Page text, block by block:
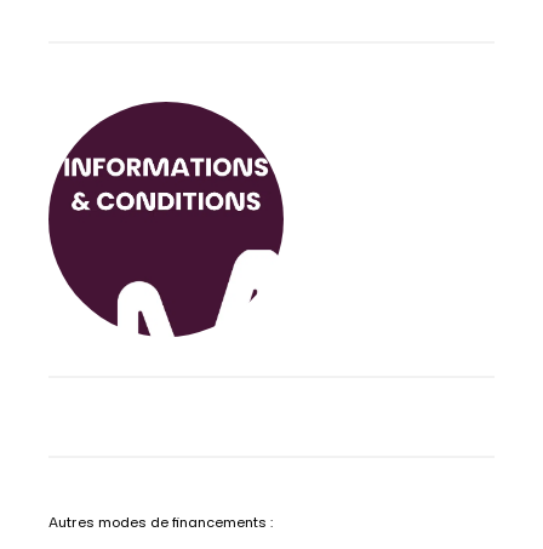
Autres modes de financements :